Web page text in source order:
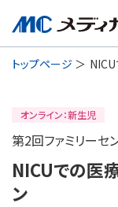
トップページ
オンライン：新生児
第2回ファミリーセ
NICUでの医
ン